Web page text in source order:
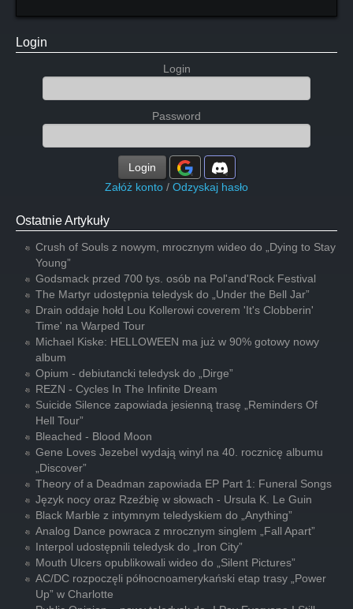
Login
Login
Password
Login
Załóż konto / Odzyskaj hasło
Ostatnie Artykuły
Crush of Souls z nowym, mrocznym wideo do „Dying to Stay
Young”
Godsmack przed 700 tys. osób na Pol'and'Rock Festival
The Martyr udostępnia teledysk do „Under the Bell Jar”
Drain oddaje hołd Lou Kollerowi coverem 'It's Clobberin'
Time' na Warped Tour
Michael Kiske: HELLOWEEN ma już w 90% gotowy nowy
album
Opium - debiutancki teledysk do „Dirge”
REZN - Cycles In The Infinite Dream
Suicide Silence zapowiada jesienną trasę „Reminders Of
Hell Tour”
Bleached - Blood Moon
Gene Loves Jezebel wydają winyl na 40. rocznicę albumu
„Discover”
Theory of a Deadman zapowiada EP Part 1: Funeral Songs
Język nocy oraz Rzeźbię w słowach - Ursula K. Le Guin
Black Marble z intymnym teledyskiem do „Anything”
Analog Dance powraca z mrocznym singlem „Fall Apart”
Interpol udostępnili teledysk do „Iron City”
Mouth Ulcers opublikowali wideo do „Silent Pictures”
AC/DC rozpoczęli północnoamerykański etap trasy „Power
Up” w Charlotte